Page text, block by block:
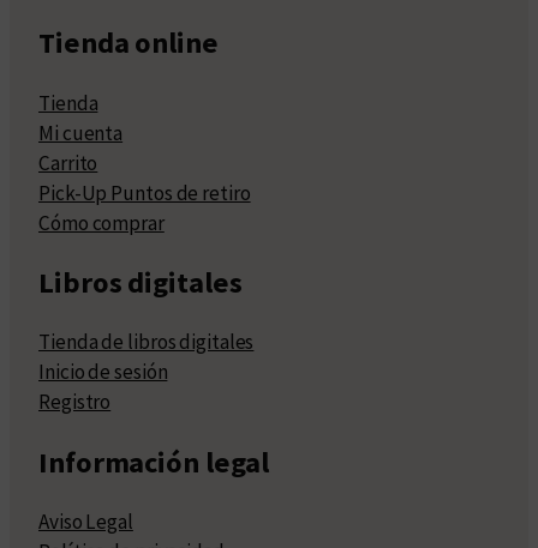
Tienda online
Tienda
Mi cuenta
Carrito
Pick-Up Puntos de retiro
Cómo comprar
Libros digitales
Tienda de libros digitales
Inicio de sesión
Registro
Información legal
Aviso Legal